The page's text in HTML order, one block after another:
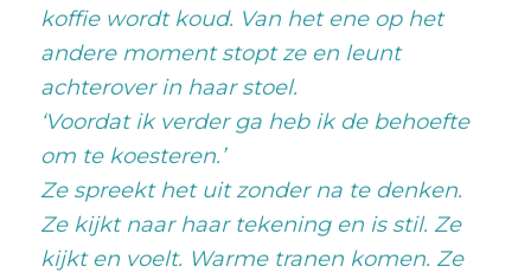
koffie wordt koud. Van het ene op het
andere moment stopt ze en leunt
achterover in haar stoel.
‘Voordat ik verder ga heb ik de behoefte
om te koesteren.’
Ze spreekt het uit zonder na te denken.
Ze kijkt naar haar tekening en is stil. Ze
kijkt en voelt. Warme tranen komen. Ze